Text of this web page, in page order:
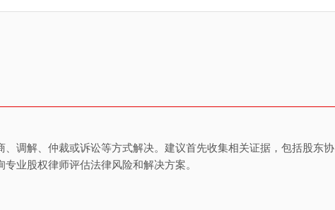
、调解、仲裁或诉讼等方式解决。建议首先收集相关证据，包括股东协
业股权律师评估法律风险和解决方案。